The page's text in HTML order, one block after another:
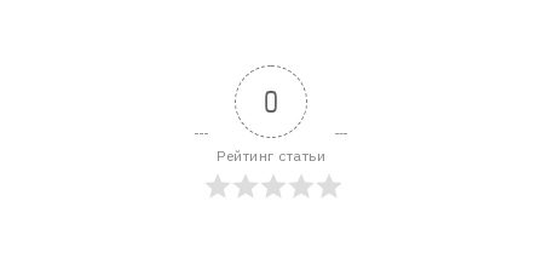
0
Рейтинг статьи